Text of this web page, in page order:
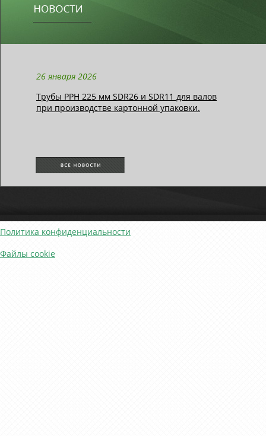
26 января 2026
Трубы РРН 225 мм SDR26 и SDR11 для валов
при производстве картонной упаковки.
Политика конфиденциальности
Файлы cookie